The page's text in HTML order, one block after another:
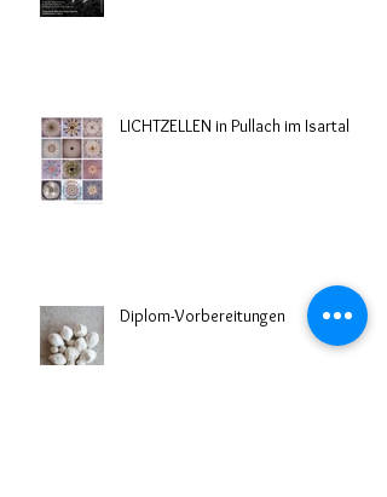
LICHTZELLEN in Pullach im Isartal
Diplom-Vorbereitungen